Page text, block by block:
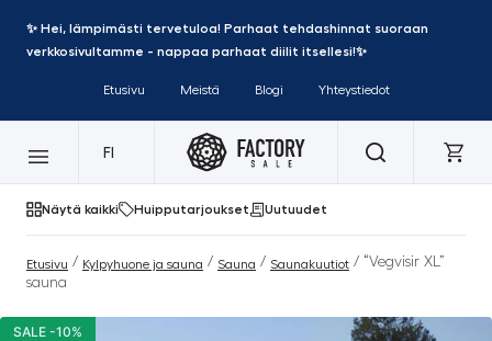
✨ Hei, lämpimästi tervetuloa! Parhaat tehdashinnat suoraan
verkkosivultamme - nappaa parhaat diilit itsellesi!✨
Etusivu Meistä Blogi Yhteystiedot
FI
Näytä kaikki Huipputarjoukset Uutuudet
Etusivu / Kylpyhuone ja sauna / Sauna / Saunakuutiot / “Vegvisir XL”
sauna
SALE -10%